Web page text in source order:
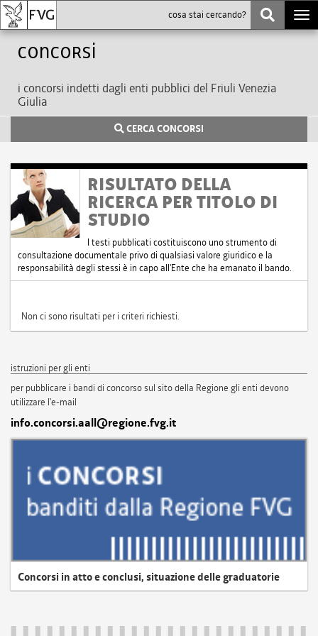
Concorsi
i concorsi indetti dagli enti pubblici del Friuli Venezia
Giulia
CERCA CONCORSI
RISULTATO DELLA
RICERCA PER TITOLO DI
STUDIO
I testi pubblicati costituiscono uno strumento di
consultazione documentale privo di qualsiasi valore giuridico e la
responsabilità degli stessi è in capo all'Ente che ha emanato il bando.
Non ci sono risultati per i criteri richiesti.
istruzioni per gli enti
per pubblicare i bandi di concorso sul sito della Regione gli enti devono
utilizzare l'e-mail
info.concorsi.aall@regione.fvg.it
Concorsi in atto e conclusi, situazione delle graduatorie